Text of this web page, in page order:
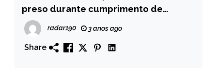
preso durante cumprimento de
mandado de prisão em Itaporanga PB
radar190 3 anos ago
Share